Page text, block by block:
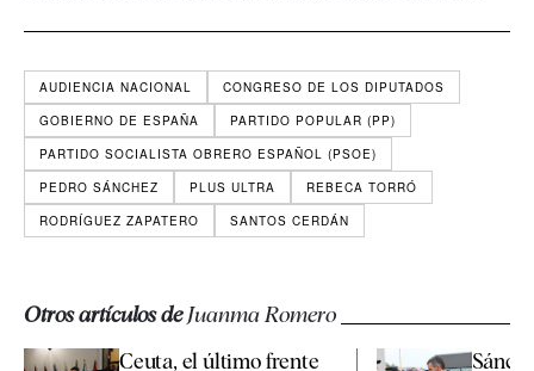
AUDIENCIA NACIONAL
CONGRESO DE LOS DIPUTADOS
GOBIERNO DE ESPAÑA
PARTIDO POPULAR (PP)
PARTIDO SOCIALISTA OBRERO ESPAÑOL (PSOE)
PEDRO SÁNCHEZ
PLUS ULTRA
REBECA TORRÓ
RODRÍGUEZ ZAPATERO
SANTOS CERDÁN
Otros artículos deJuanma Romero
Ceuta, el último frente